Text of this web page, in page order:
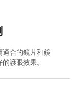
適合的鏡片和鏡
護眼效果。